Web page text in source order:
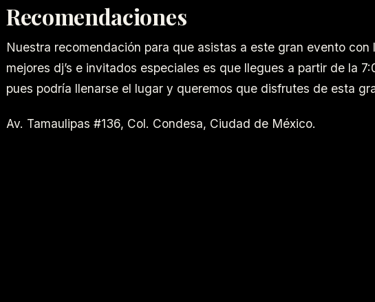
Recomendaciones
Nuestra recomendación para que asistas a este gran evento con
mejores dj’s e invitados especiales es que llegues a partir de la
pues podría llenarse el lugar y queremos que disfrutes de esta
Av. Tamaulipas #136, Col. Condesa, Ciudad de México.